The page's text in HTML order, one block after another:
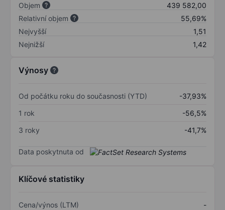
Objem
439 582,00
Relativní objem
55,69%
Nejvyšší
1,51
Nejnižší
1,42
Výnosy
Od počátku roku do současnosti (YTD)
-37,93%
1 rok
-56,5%
3 roky
-41,7%
Data poskytnuta od
Klíčové statistiky
Cena/výnos (LTM)
-